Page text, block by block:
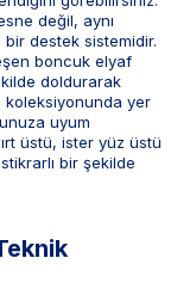
değil, aynı
bir destek sistemidir.
boncuk elyaf
doldurarak
koleksiyonunda yer
uyum
üstü, ister yüz üstü
bir şekilde